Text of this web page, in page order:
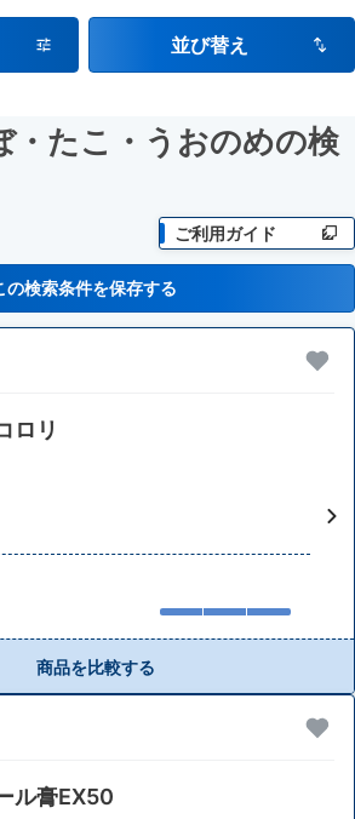
並び替え
・たこ・うおのめの検
ご利用ガイド
の検索条件を保存する
ロリ
商品を比較する
ル膏EX50